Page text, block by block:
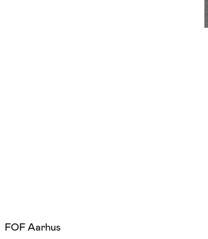
FOF Aarhus